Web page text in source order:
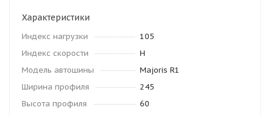
Характеристики
Индекс нагрузки
105
Индекс скорости
H
Модель автошины
Majoris R1
Ширина профиля
245
Высота профиля
60
Остались вопросы?
8 800 302-02-51
plait.ru